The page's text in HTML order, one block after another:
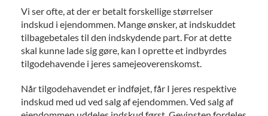
Vi ser ofte, at der er betalt forskellige størrelser
indskud i ejendommen. Mange ønsker, at indskuddet
tilbagebetales til den indskydende part. For at dette
skal kunne lade sig gøre, kan I oprette et indbyrdes
tilgodehavende i jeres samejeoverenskomst.
Når tilgodehavendet er indføjet, får I jeres respektive
indskud med ud ved salg af ejendommen. Ved salg af